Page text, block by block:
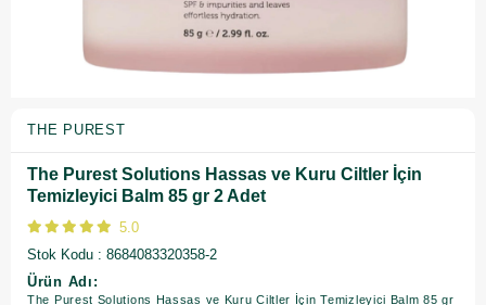
THE PUREST
The Purest Solutions Hassas ve Kuru Ciltler İçin
Temizleyici Balm 85 gr 2 Adet
5.0
Stok Kodu
8684083320358-2
Ürün Adı:
The Purest Solutions Hassas ve Kuru Ciltler İçin Temizleyici Balm 85 gr